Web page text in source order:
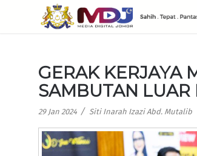
GERAK KERJAYA
SAMBUTAN LUAR
29 Jan 2024 / Siti Inarah Izazi Abd. Mutalib